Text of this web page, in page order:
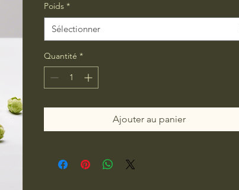
Poids *
Sélectionner
Quantité *
Ajouter au panier